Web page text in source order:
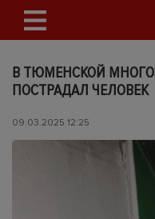
В ТЮМЕНСКОЙ
ПОСТРАДАЛ ЧЕЛОВЕК
09.03.2025 12:25